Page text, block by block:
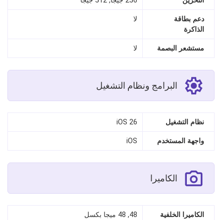
دعم بطاقة
الذاكرة
لا
مستشعر البصمة لا
البرامج ونظام التشغيل
نظام التشغيل iOS 26
واجهة المستخدم iOS
الكاميرا
الكاميرا الخلفية 48, 48 ميجا بكسل